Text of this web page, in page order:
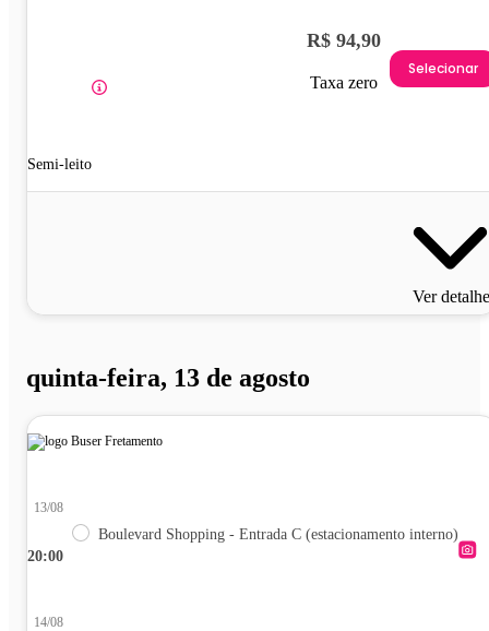
Semi-leito
R$ 94,90
Taxa zero
Selecionar
Ver
quinta-feira, 13 de agosto
20:00
13/08
Boulevard Shopping - Entrada C (estacionamento interno)
14/08